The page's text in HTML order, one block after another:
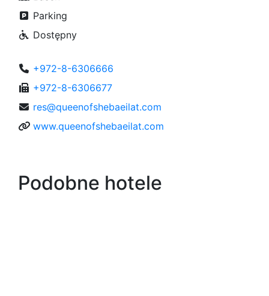
Parking
Dostępny
+972-8-6306666
+972-8-6306677
res@queenofshebaeilat.com
www.queenofshebaeilat.com
Podobne hotele